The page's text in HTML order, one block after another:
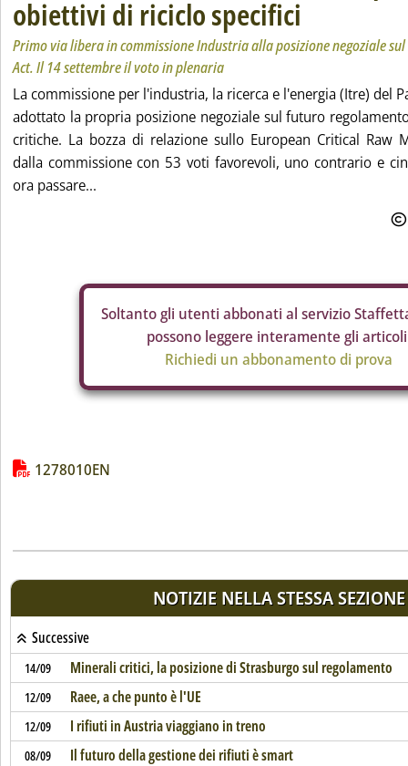
obiettivi di riciclo specifici
Primo via libera in commissione Industria alla posizione negoziale
Act. Il 14 settembre il voto in plenaria
La commissione per l'industria, la ricerca e l'energia (Itre) del
adottato la propria posizione negoziale sul futuro
critiche. La bozza di relazione sullo European Critical Raw
dalla commissione con 53 voti favorevoli, uno contrario e
ora passare...
Soltanto gli utenti abbonati al servizio
possono leggere interamente gli
Richiedi un abbonamento di prova
Lista allegati PDF alla notizia
1278010EN
NOTIZIE NELLA STESSA SEZIONE
Successive
14/09 Minerali critici, la posizione di Strasburgo sul regolamento
12/09 Raee, a che punto è l'UE
12/09 I rifiuti in Austria viaggiano in treno
08/09 Il futuro della gestione dei rifiuti è smart